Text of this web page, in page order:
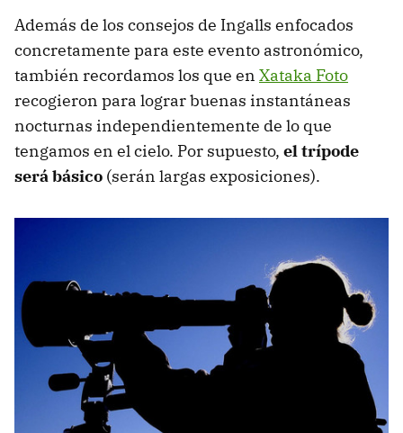
Además de los consejos de Ingalls enfocados
concretamente para este evento astronómico,
también recordamos los que en Xataka Foto
recogieron para lograr buenas instantáneas
nocturnas independientemente de lo que
tengamos en el cielo. Por supuesto, el trípode
será básico (serán largas exposiciones).